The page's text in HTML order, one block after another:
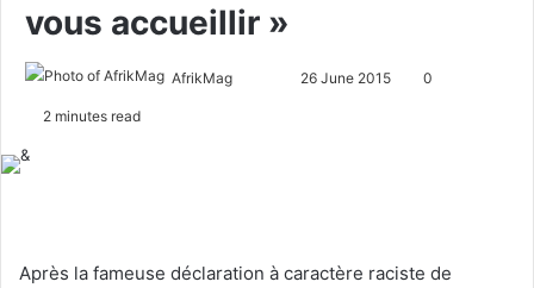
vous accueillir »
AfrikMag
n m
26 June 2015 0
2 minutes read
Après la fameuse déclaration à caractère raciste de